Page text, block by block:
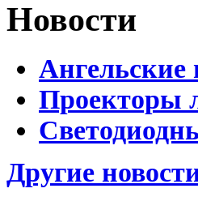
Новости
Ангельские
Проекторы
Другие